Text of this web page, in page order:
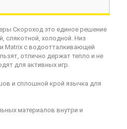
Скороход это единое решение
слякотной, холодной. Низ
Matrix с водоотталкивающей
отлично держат тепло и не
для активных игр.
и сплошной крой язычка для
материалов внутри и